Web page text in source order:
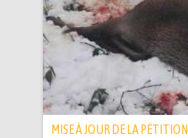
MISE À JOUR DE LA PÉTITION